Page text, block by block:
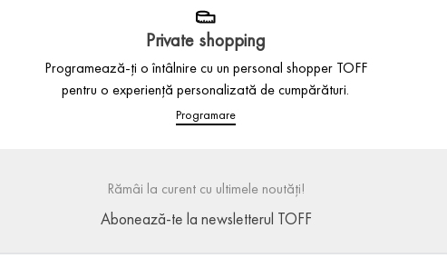
Private shopping
Programează-ți o întâlnire cu un personal shopper TOFF
pentru o experiență personalizată de cumpărături.
Programare
Rămâi la curent cu ultimele noutăți!
Abonează-te la newsletterul TOFF